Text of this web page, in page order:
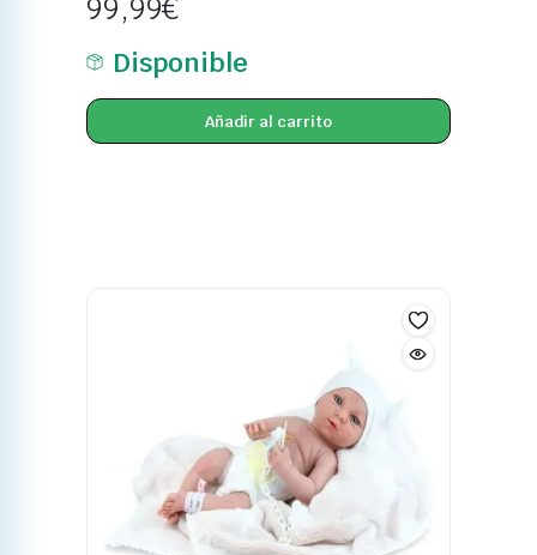
99,99€
Disponible
Añadir al carrito